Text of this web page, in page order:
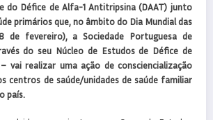
do Défice de Alfa-1 Antitripsina (DAAT) junto
primários que, no âmbito do Dia Mundial das
de fevereiro), a Sociedade Portuguesa de
do seu Núcleo de Estudos de Défice de
vai realizar uma ação de consciencialização
centros de saúde/unidades de saúde familiar
país.